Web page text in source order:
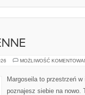
MOŻLIWOŚĆ
Margoseila to przestrzeń
poznajesz siebie na nowo.